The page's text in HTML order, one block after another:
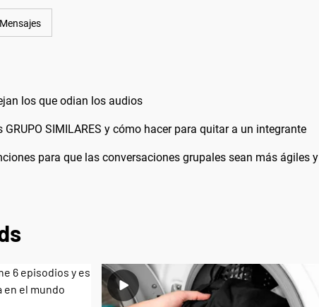
Mensajes
los que odian los audios
SIMILARES y cómo hacer para quitar a un integrante
para que las conversaciones grupales sean más ágiles y